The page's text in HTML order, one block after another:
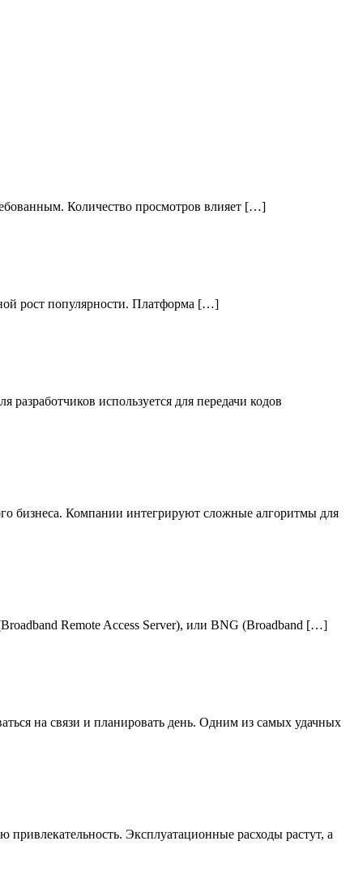
Количество просмотров влияет […]
рост популярности. Платформа […]
используется для передачи кодов
бизнеса. Компании интегрируют сложные алгоритмы для
Remote Access Server), или BNG (Broadband […]
на связи и планировать день. Одним из самых удачных
Эксплуатационные расходы растут, а